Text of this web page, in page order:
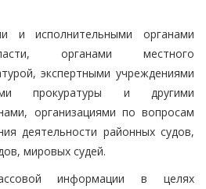
и исполнительными органами
органами местного
экспертными учреждениями
прокуратуры и другими
организациями по вопросам
деятельности районных судов,
мировых судей.
информации в целях